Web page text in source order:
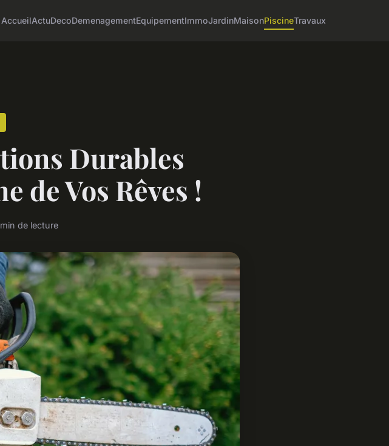
AccueilActuDecoDemenagementEquipementImmoJardinMaisonPiscineTravaux
Durables
de Vos Rêves !
de lecture